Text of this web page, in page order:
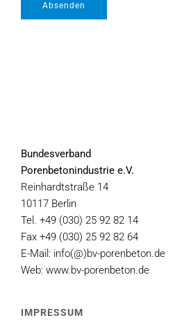
Absenden
Bundesverband
Porenbetonindustrie e.V.
Reinhardtstraße 14
10117 Berlin
Tel. +49 (030) 25 92 82 14
Fax +49 (030) 25 92 82 64
E-Mail: info(@)bv-porenbeton.de
Web: www.bv-porenbeton.de
IMPRESSUM